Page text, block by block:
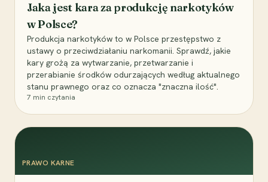
Jaka jest kara za produkcję narkotyków
w Polsce?
Produkcja narkotyków to w Polsce przestępstwo z
ustawy o przeciwdziałaniu narkomanii. Sprawdź, jakie
kary grożą za wytwarzanie, przetwarzanie i
przerabianie środków odurzających według aktualnego
stanu prawnego oraz co oznacza "znaczna ilość".
7 min czytania
PRAWO KARNE